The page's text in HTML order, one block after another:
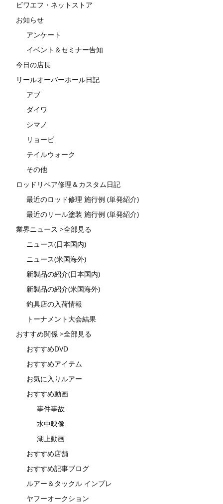
ビワエフ・ネットストア
お知らせ
アンケート
イベント＆セミナー告知
今日の店長
リールオーバーホール日記
アブ
ダイワ
シマノ
リョービ
テイルウォーク
その他
ロッドリペア修理＆カスタム日記
最近のロッド修理 施行例 (単発紹介)
最近のリール塗装 施行例 (単発紹介)
業界ニュース >全部見る
ニュース(日本国内)
ニュース(米国海外)
新製品の紹介(日本国内)
新製品の紹介(米国海外)
釣具店の入荷情報
トーナメント大会結果
おすすめ関係 >全部見る
おすすめDVD
おすすめアイテム
お気に入りルアー
おすすめ動画
事件事故
水中映像
湖上動画
おすすめ店舗
おすすめ記事ブログ
ルアー＆タックル インプレ
ヤフーオークション